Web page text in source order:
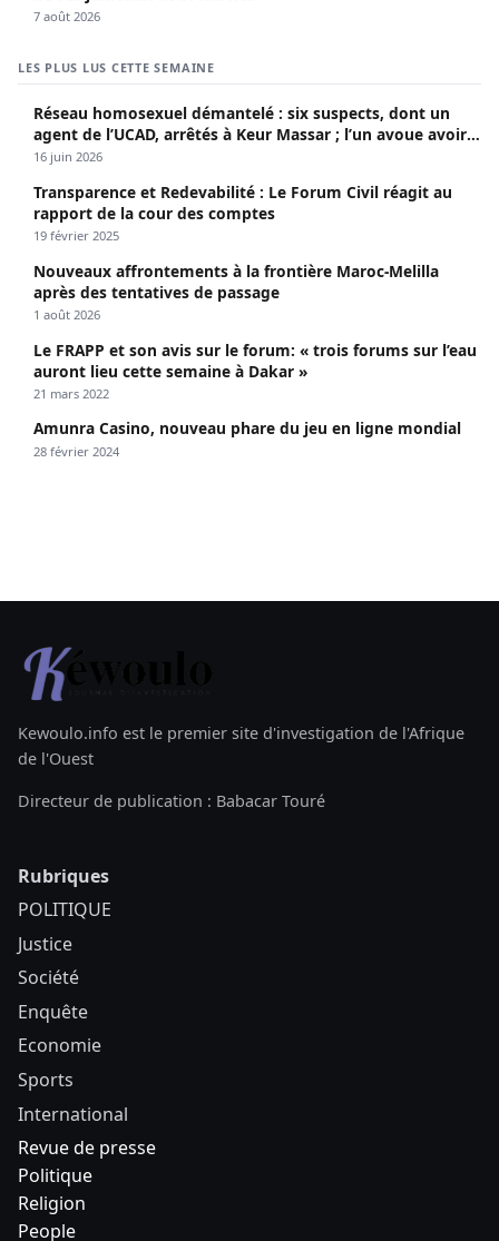
7 août 2026
LES PLUS LUS CETTE SEMAINE
Réseau homosexuel démantelé : six suspects, dont un
agent de l’UCAD, arrêtés à Keur Massar ; l’un avoue avoir
propagé le VIH depuis 2018
16 juin 2026
Transparence et Redevabilité : Le Forum Civil réagit au
rapport de la cour des comptes
19 février 2025
Nouveaux affrontements à la frontière Maroc-Melilla
après des tentatives de passage
1 août 2026
Le FRAPP et son avis sur le forum: « trois forums sur l’eau
auront lieu cette semaine à Dakar »
21 mars 2022
Amunra Casino, nouveau phare du jeu en ligne mondial
28 février 2024
Kewoulo.info est le premier site d'investigation de l'Afrique
de l'Ouest
Directeur de publication : Babacar Touré
Rubriques
POLITIQUE
Justice
Société
Enquête
Economie
Sports
International
Revue de presse
Politique
Religion
People